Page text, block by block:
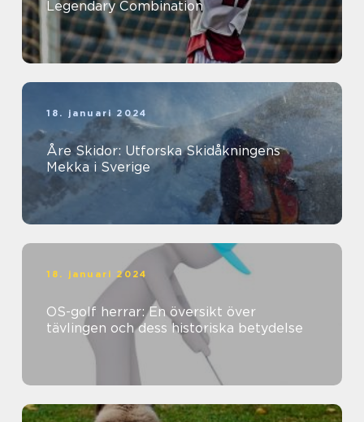
Legendary Combination
18. januari 2024
Åre Skidor: Utforska Skidåkningens
Mekka i Sverige
18. januari 2024
OS-golf herrar: En översikt över
tävlingen och dess historiska betydelse